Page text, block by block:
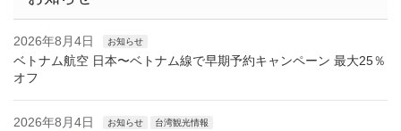
2026年8月4日 お知らせ
ベトナム航空 日本〜ベトナム線で早期予約キャンペーン 最大25％
オフ
2026年8月4日 お知らせ 台湾観光情報